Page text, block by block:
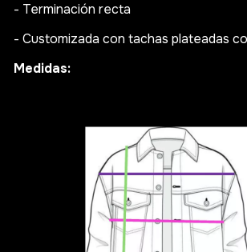
- Terminación recta
- Customizada con tachas plateadas
Medidas: